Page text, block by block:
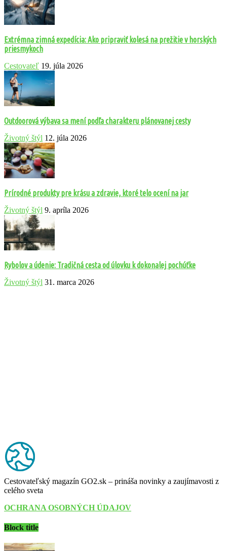
Extrémna zimná expedícia: Ako pripraviť kolesá na prežitie v horských
priesmykoch
Cestovateľ 19. júla 2026
Outdoorová výbava sa mení podľa charakteru plánovanej cesty
Životný štýl 12. júla 2026
Prírodné produkty pre krásu a zdravie, ktoré telo ocení na jar
Životný štýl 9. apríla 2026
Rybolov a údenie: Tradičná cesta od úlovku k dokonalej pochúťke
Životný štýl 31. marca 2026
Cestovateľský magazín GO2.sk – prináša novinky a zaujímavosti z
celého sveta
OCHRANA OSOBNÝCH ÚDAJOV
Block title